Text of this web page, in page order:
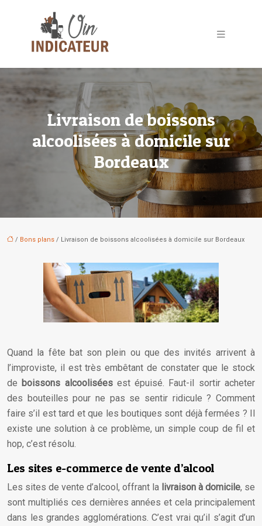
Livraison de boissons
alcoolisées à domicile sur
Bordeaux
/ Bons plans / Livraison de boissons alcoolisées à domicile sur Bordeaux
Quand la fête bat son plein ou que des invités arrivent à
l’improviste, il est très embêtant de constater que le stock
de boissons alcooliséesest épuisé. Faut-il sortir acheter
des bouteilles pour ne pas se sentir ridicule ? Comment
faire s’il est tard et que les boutiques sont déjà fermées ? Il
existe une solution à ce problème, un simple coup de fil et
hop, c’est résolu.
Les sites e-commerce de vente d’alcool
Les sites de vente d’alcool, offrant la livraison à domicile, se
sont multipliés ces dernières années et cela principalement
dans les grandes agglomérations. C’est vrai qu’il s’agit d’un